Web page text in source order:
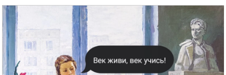
Её смысл не о работе, а о способе решения
проблем. Зайцу помогают - быстрые ноги, волку -
зубы, а лисе - хвост, которым она умело прячет
свои следы.